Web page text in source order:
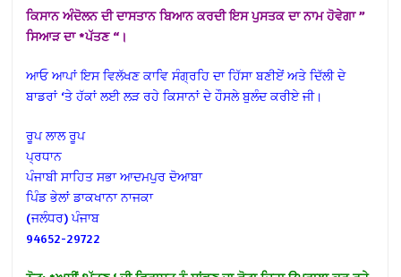
ਕਿਸਾਨ ਅੰਦੋਲਨ ਦੀ ਦਾਸਤਾਨ ਬਿਆਨ ਕਰਦੀ ਇਸ ਪੁਸਤਕ ਦਾ ਨਾਮ ਹੋਵੇਗਾ ”
ਸਿਆੜ ਦਾ *ਪੱਤਣ “।
ਆਓ ਆਪਾਂ ਇਸ ਵਿਲੱਖਣ ਕਾਵਿ ਸੰਗ੍ਰਹਿ ਦਾ ਹਿੱਸਾ ਬਣੀਏਂ ਅਤੇ ਦਿੱਲੀ ਦੇ
ਬਾਡਰਾਂ ‘ਤੇ ਹੱਕਾਂ ਲਈ ਲੜ ਰਹੇ ਕਿਸਾਨਾਂ ਦੇ ਹੌਸਲੇ ਬੁਲੰਦ ਕਰੀਏ ਜੀ।
ਰੂਪ ਲਾਲ ਰੂਪ
ਪ੍ਰਧਾਨ
ਪੰਜਾਬੀ ਸਾਹਿਤ ਸਭਾ ਆਦਮਪੁਰ ਦੋਆਬਾ
ਪਿੰਡ ਭੇਲਾਂ ਡਾਕਖਾਨਾ ਨਾਜਕਾ
(ਜਲੰਧਰ) ਪੰਜਾਬ
94652-29722